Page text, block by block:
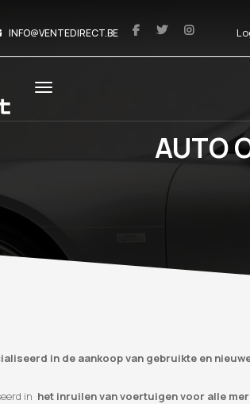
INFO@VENTEDIRECT.BE
AUTO
in de aankoop van gebruikte en
in het inruilen van voertuigen voor alle